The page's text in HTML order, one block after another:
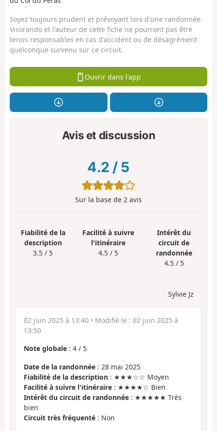
Soyez toujours prudent et prévoyant lors d'une randonnée.
Visorando et l'auteur de cette fiche ne pourront pas être
tenus responsables en cas d'accident ou de désagrément
quelconque survenu sur ce circuit.
Ouvrir dans l'app
Avis et discussion
4.2 / 5
Sur la base de 2 avis
Fiabilité de la
description
3.5 / 5
Facilité à suivre
l'itinéraire
4.5 / 5
Intérêt du
circuit de
randonnée
4.5 / 5
Sylvie Jz
02 juin 2025 à 13:40 • Modifié le : 02 juin 2025 à
13:50
Note globale : 4 / 5
Date de la randonnée : 28 mai 2025
Fiabilité de la description : ★★★☆☆ Moyen
Facilité à suivre l'itinéraire : ★★★★☆ Bien
Intérêt du circuit de randonnée : ★★★★★ Très
bien
Circuit très fréquenté : Non